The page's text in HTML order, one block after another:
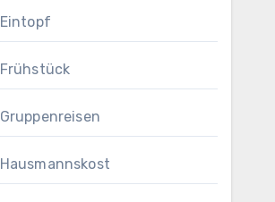
Eintopf
Frühstück
Gruppenreisen
Hausmannskost